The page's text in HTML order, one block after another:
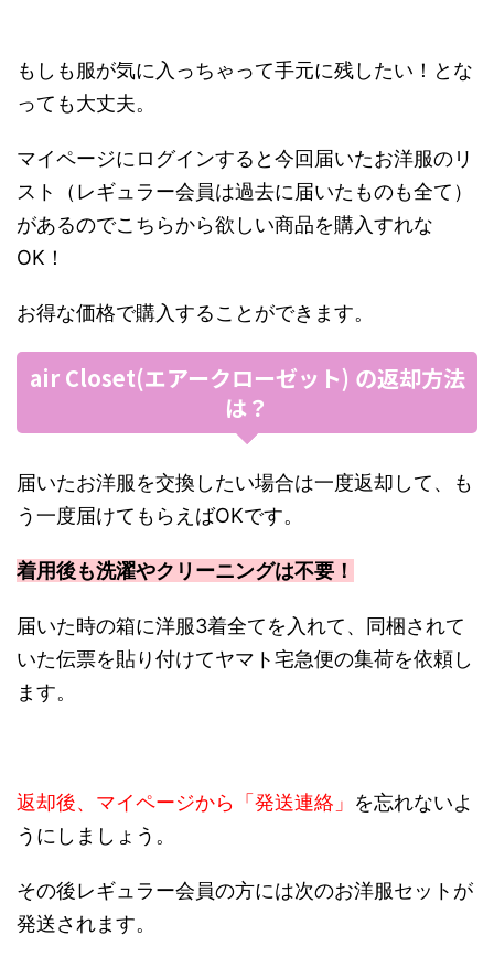
もしも服が気に入っちゃって手元に残したい！とな
っても大丈夫。
マイページにログインすると今回届いたお洋服のリ
スト（レギュラー会員は過去に届いたものも全て）
があるのでこちらから欲しい商品を購入すれな
OK！
お得な価格で購入することができます。
air Closet(エアークローゼット) の返却方法
は？
届いたお洋服を交換したい場合は一度返却して、も
う一度届けてもらえばOKです。
着用後も洗濯やクリーニングは不要！
届いた時の箱に洋服3着全てを入れて、同梱されて
いた伝票を貼り付けてヤマト宅急便の集荷を依頼し
ます。
返却後、マイページから「発送連絡」 を忘れないよ
うにしましょう。
その後レギュラー会員の方には次のお洋服セットが
発送されます。